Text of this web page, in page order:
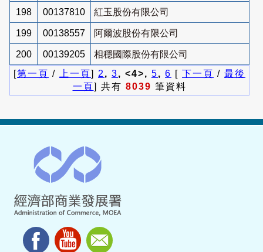
198 00137810 紅玉股份有限公司
199 00138557 阿爾波股份有限公司
200 00139205
相穩國際股份有限公司
[第一頁 / 上一頁] 2 , 3, <4>, 5, 6 [ 下一頁 / 最後
一頁] 共有 8039 筆資料